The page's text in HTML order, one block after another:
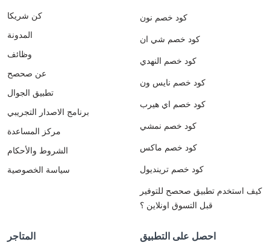
كن شريكا
المدونة
وظائف
عن صحصح
تطبيق الجوال
برنامج الاصدار التجريبي
مركز المساعدة
الشروط والأحكام
سياسة الخصوصية
كود خصم نون
كود خصم شي ان
كود خصم النهدي
كود خصم نايس ون
كود خصم اي هيرب
كود خصم نمشي
كود خصم ماكس
كود خصم ترينديول
كيف استخدم تطبيق صحصح للتوفير
قبل التسوق اونلاين ؟
المتاجر احصل على التطبيق